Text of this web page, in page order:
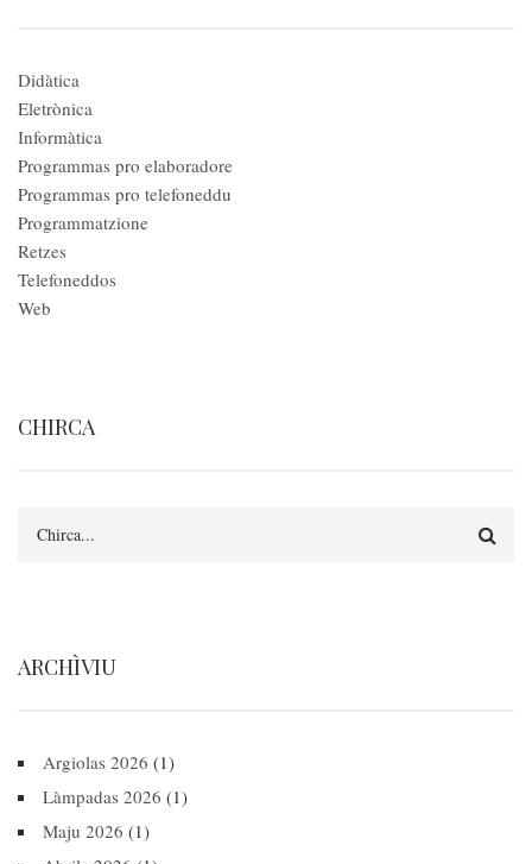
Didàtica
Eletrònica
Informàtica
Programmas pro elaboradore
Programmas pro telefoneddu
Programmatzione
Retzes
Telefoneddos
Web
CHIRCA
ARCHÌVIU
Argiolas 2026 (1)
Làmpadas 2026 (1)
Maju 2026 (1)